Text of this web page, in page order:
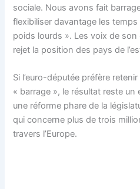
sociale. Nous avons fait
flexibiliser davantage les
poids lourds ». Les voix de
rejet la position des pays de
Si l’euro-députée préfère
« barrage », le résultat reste
une réforme phare de la
qui concerne plus de trois
travers l’Europe.